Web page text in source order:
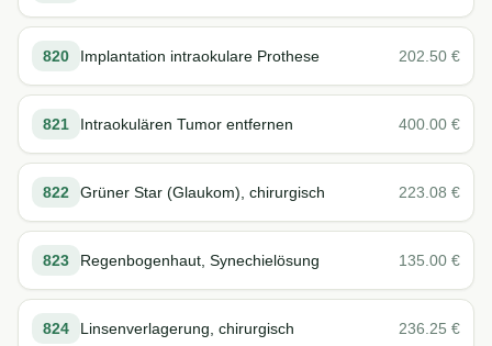
820 Implantation intraokulare Prothese 202.50 €
821 Intraokulären Tumor entfernen 400.00 €
822 Grüner Star (Glaukom), chirurgisch 223.08 €
823 Regenbogenhaut, Synechielösung 135.00 €
824 Linsenverlagerung, chirurgisch 236.25 €